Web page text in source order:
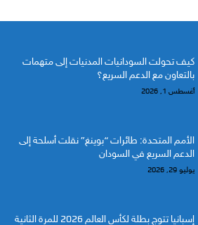
كيف تحولت السودانيات المدنيات إلى متهمات
بالتعاون مع الدعم السريع؟
أغسطس 1, 2026
الأمم المتحدة: طائرات “بوينغ” نقلت أسلحة إلى
الدعم السريع في السودان
يوليو 29, 2026
إسبانيا تتوج بطلة لكأس العالم 2026 للمرة الثانية